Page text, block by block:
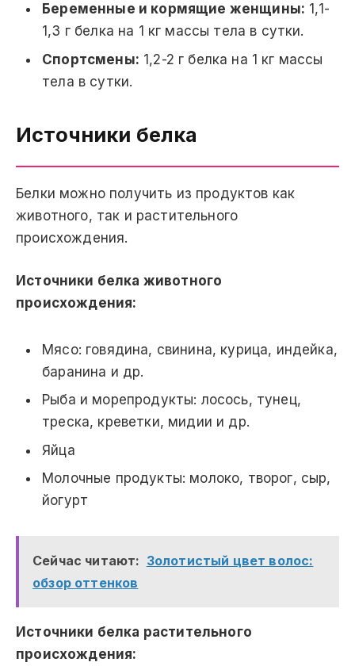
Беременные и кормящие женщины: 1,1-
1,3 г белка на 1 кг массы тела в сутки.
Спортсмены: 1,2-2 г белка на 1 кг массы
тела в сутки.
Источники белка
Белки можно получить из продуктов как
животного, так и растительного
происхождения.
Источники белка животного
происхождения:
Мясо: говядина, свинина, курица, индейка,
баранина и др.
Рыба и морепродукты: лосось, тунец,
треска, креветки, мидии и др.
Яйца
Молочные продукты: молоко, творог, сыр,
йогурт
Сейчас читают: Золотистый цвет волос:
обзор оттенков
Источники белка растительного
происхождения: